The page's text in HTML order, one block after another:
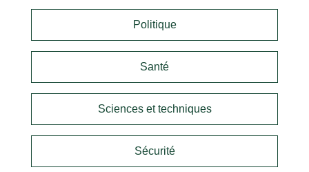
Politique
Santé
Sciences et techniques
Sécurité